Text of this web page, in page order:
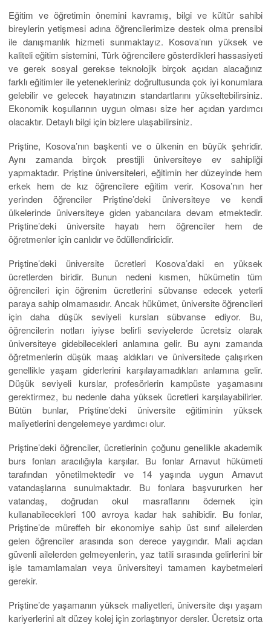
Eğitim ve öğretimin önemini kavramış, bilgi ve kültür sahibi
bireylerin yetişmesi adına öğrencilerimize destek olma prensibi
ile danışmanlık hizmeti sunmaktayız. Kosova’nın yüksek ve
kaliteli eğitim sistemini, Türk öğrencilere gösterdikleri hassasiyeti
ve gerek sosyal gerekse teknolojik birçok açıdan alacağınız
farklı eğitimler ile yetenekleriniz doğrultusunda çok iyi konumlara
gelebilir ve gelecek hayatınızın standartlarını yükseltebilirsiniz.
Ekonomik koşullarının uygun olması size her açıdan yardımcı
olacaktır. Detaylı bilgi için bizlere ulaşabilirsiniz.
Priştine, Kosova’nın başkenti ve o ülkenin en büyük şehridir.
Aynı zamanda birçok prestijli üniversiteye ev sahipliği
yapmaktadır. Priştine üniversiteleri, eğitimin her düzeyinde hem
erkek hem de kız öğrencilere eğitim verir. Kosova’nın her
yerinden öğrenciler Priştine’deki üniversiteye ve kendi
ülkelerinde üniversiteye giden yabancılara devam etmektedir.
Priştine’deki üniversite hayatı hem öğrenciler hem de
öğretmenler için canlıdır ve ödüllendiricidir.
Priştine’deki üniversite ücretleri Kosova’daki en yüksek
ücretlerden biridir. Bunun nedeni kısmen, hükümetin tüm
öğrencileri için öğrenim ücretlerini sübvanse edecek yeterli
paraya sahip olmamasıdır. Ancak hükümet, üniversite öğrencileri
için daha düşük seviyeli kursları sübvanse ediyor. Bu,
öğrencilerin notları iyiyse belirli seviyelerde ücretsiz olarak
üniversiteye gidebilecekleri anlamına gelir. Bu aynı zamanda
öğretmenlerin düşük maaş aldıkları ve üniversitede çalışırken
genellikle yaşam giderlerini karşılayamadıkları anlamına gelir.
Düşük seviyeli kurslar, profesörlerin kampüste yaşamasını
gerektirmez, bu nedenle daha yüksek ücretleri karşılayabilirler.
Bütün bunlar, Priştine’deki üniversite eğitiminin yüksek
maliyetlerini dengelemeye yardımcı olur.
Priştine’deki öğrenciler, ücretlerinin çoğunu genellikle akademik
burs fonları aracılığıyla karşılar. Bu fonlar Arnavut hükümeti
tarafından yönetilmektedir ve 14 yaşında uygun Arnavut
vatandaşlarına sunulmaktadır. Bu fonlara başvururken her
vatandaş, doğrudan okul masraflarını ödemek için
kullanabilecekleri 100 avroya kadar hak sahibidir. Bu fonlar,
Priştine’de müreffeh bir ekonomiye sahip üst sınıf ailelerden
gelen öğrenciler arasında son derece yaygındır. Mali açıdan
güvenli ailelerden gelmeyenlerin, yaz tatili sırasında gelirlerini bir
işle tamamlamaları veya üniversiteyi tamamen kaybetmeleri
gerekir.
Priştine’de yaşamanın yüksek maliyetleri, üniversite dışı yaşam
kariyerlerini alt düzey kolej için zorlaştırıyor dersler. Ücretsiz orta